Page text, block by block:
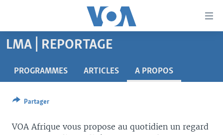
Menu
principal
la
navigation
À LA UNE
AFRIQUE
MONDE
SPORT
TV
VOA60 AFRIQUE
WASHINGTON FORUM
LE MONDE AUJOURD'HUI
À VOTRE AVIS
AUTRES LANGUES
BAMBARA
Apprenez L'anglais
LMA | REPORTAGE
PROGRAMMES ARTICLES A PROPOS
Partager
VOA Afrique vous propose au quotidien un regard